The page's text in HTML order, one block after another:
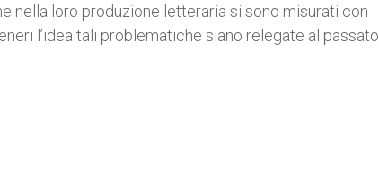
nella loro produzione letteraria si sono misurati con
l’idea tali problematiche siano relegate al passato